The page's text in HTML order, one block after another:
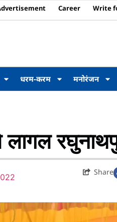
Career Write
धरम-करम मनोरंजन
Share